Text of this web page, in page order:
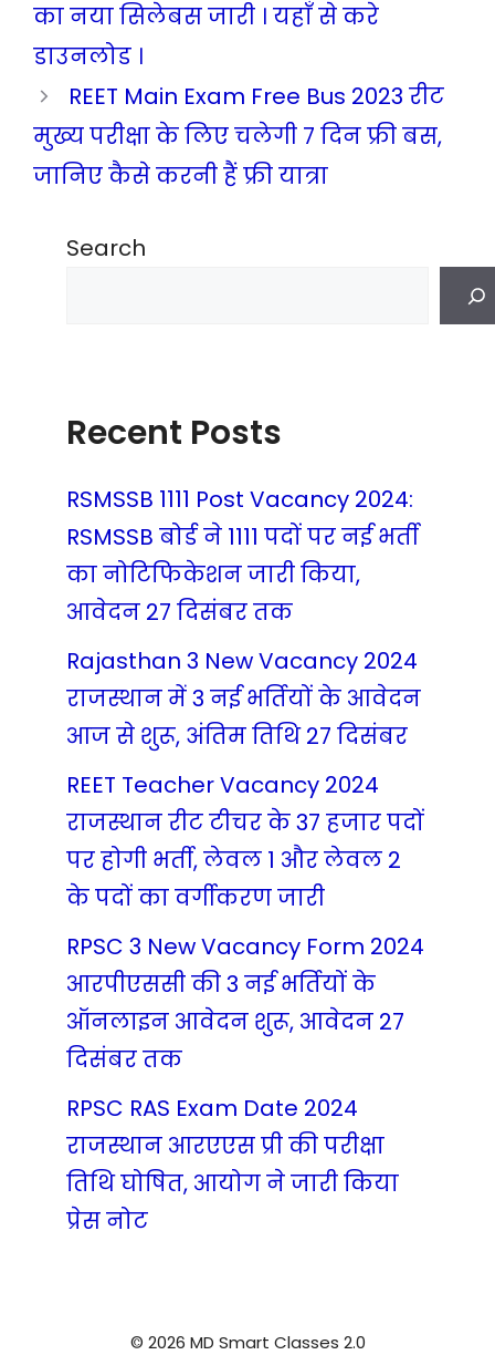
का नया सिलेबस जारी । यहाँ से करे
डाउनलोड ।
REET Main Exam Free Bus 2023 रीट
मुख्य परीक्षा के लिए चलेगी 7 दिन फ्री बस,
जानिए कैसे करनी हैं फ्री यात्रा
Search
Recent Posts
RSMSSB 1111 Post Vacancy 2024:
RSMSSB बोर्ड ने 1111 पदों पर नई भर्ती
का नोटिफिकेशन जारी किया,
आवेदन 27 दिसंबर तक
Rajasthan 3 New Vacancy 2024
राजस्थान में 3 नई भर्तियों के आवेदन
आज से शुरू, अंतिम तिथि 27 दिसंबर
REET Teacher Vacancy 2024
राजस्थान रीट टीचर के 37 हजार पदों
पर होगी भर्ती, लेवल 1 और लेवल 2
के पदों का वर्गीकरण जारी
RPSC 3 New Vacancy Form 2024
आरपीएससी की 3 नई भर्तियों के
ऑनलाइन आवेदन शुरू, आवेदन 27
दिसंबर तक
RPSC RAS Exam Date 2024
राजस्थान आरएएस प्री की परीक्षा
तिथि घोषित, आयोग ने जारी किया
प्रेस नोट
© 2026 MD Smart Classes 2.0